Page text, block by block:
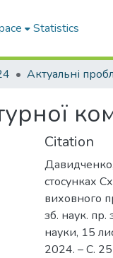
Statistics
Citation
Давидченко,
стосунках
виховного
зб. наук. пр.
науки, 15
2024. – С.